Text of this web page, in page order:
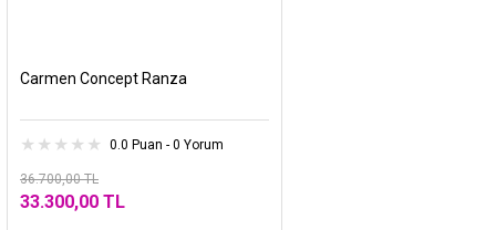
Carmen Concept Ranza
0.0 Puan - 0 Yorum
36.700,00 TL
33.300,00 TL